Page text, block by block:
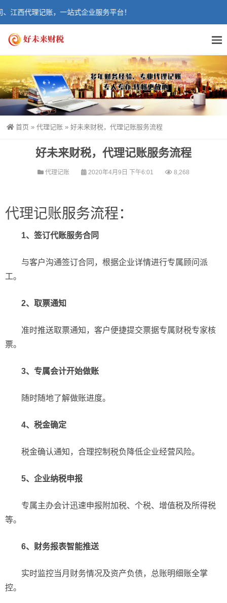
江西代理记账，一站式企业服务平台！
首页 » 代理记账 » 好未来财税，代理记账服务流程
好未来财税，代理记账服务流程
代理记账 2020年4月9日 下午6:01 8,268
代理记账服务流程：
1、签订代账服务合同
与客户沟通签订合同，根据企业详情进行专属顾问派
工。
2、取票通知
准时推送取票通知，客户便捷提交票据专属财税专家核
票。
3、专属会计开始做账
随时随地了解做账进度。
4、税金确定
税金确认通知，合理控制税负降低企业经营风险。
5、企业纳税申报
专属主办会计迅速申报附加税、个税、增值税及所得税
等。
6、财务报表智能推送
实时监控当月财务情况及资产负债，总账明细账全掌
控。